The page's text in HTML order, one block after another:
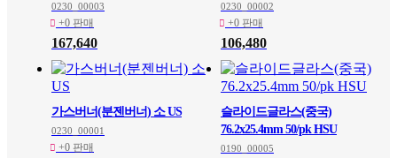
0230_00003
+0 판매
167,640
0230_00002
+0 판매
106,480
가스버너(분젠버너) 소 US
0230_00001
+0 판매
슬라이드글라스(중국)
76.2x25.4mm 50/pk HSU
0190_00005